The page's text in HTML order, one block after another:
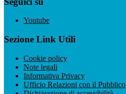
Youtube
Sezione Link Utili
Cookie policy
Note legali
Informativa Privacy
Ufficio Relazioni con il Pubblico